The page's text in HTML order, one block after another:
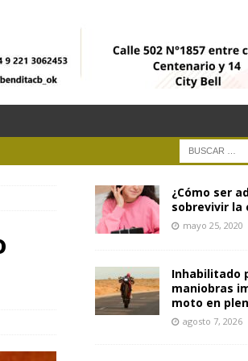
¿Cómo ser
sobrevivir la
mayo 25, 2020
Inhabilitado
maniobras
moto en
agosto 7, 2026